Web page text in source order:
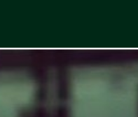
文學
小如鴿卵，/ 我輕輕地將它